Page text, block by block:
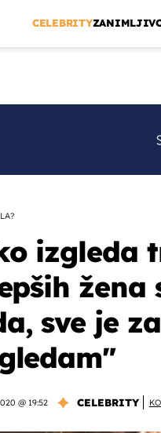
CELEBRITY
izgleda
žena
sve je
@ 19:52 CELEBRITY